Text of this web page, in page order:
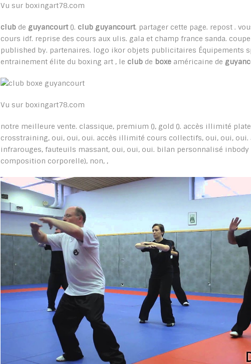
Vu sur boxingart78.com
club de guyancourt(). club guyancourt. partager cette page. repost .
cours idf. reprise des cours aux ulis. gala et champ france sanda. coupe
published by. partenaires. logo ikor objets publicitaires Équipements
entrainement élite du boxing art , le club de boxe américaine de
Vu sur boxingart78.com
notre meilleure vente. classique, premium (), gold (). accès illimité
crosstraining, oui, oui, oui. accès illimité cours collectifs, oui, oui,
infrarouges, fauteuils massant, oui, oui, oui. bilan personnalisé inbody
composition corporelle), non, ,